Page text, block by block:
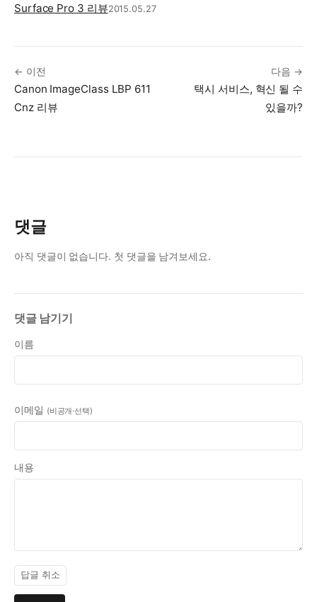
Surface Pro 3 리뷰2015.05.27
← 이전
Canon ImageClass LBP 611
Cnz 리뷰
다음 →
택시 서비스, 혁신 될 수
있을까?
댓글
아직 댓글이 없습니다. 첫 댓글을 남겨보세요.
댓글 남기기
이름
이메일 (비공개·선택)
내용
답글 취소